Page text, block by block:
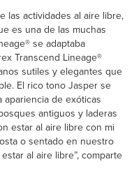
las actividades al aire libre,
es una de las muchas
se adaptaba
Transcend Lineage®
sutiles y elegantes que
El rico tono Jasper se
de exóticas
antiguos y laderas
estar al aire libre con mi
o sentado en nuestro
al aire libre”, comparte